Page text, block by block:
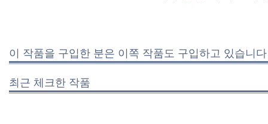
이 작품을 구입한 분은 이쪽 작품도 구입하고 있습니다
최근 체크한 작품